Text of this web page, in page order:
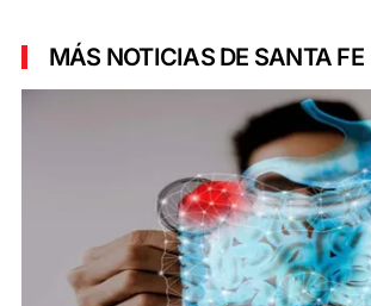
MÁS NOTICIAS DE SANTA FE